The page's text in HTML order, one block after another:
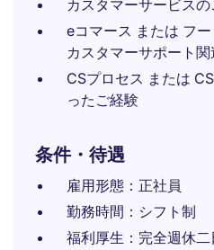
カスタマーサービスの
eコマース または フ
カスタマーサポート
CSプロセス または
ったご経験
条件・待遇
雇用形態：正社員
勤務時間：シフト制
福利厚生：完全週休二